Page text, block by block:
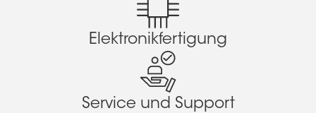
Elektronikfertigung
Service und Support